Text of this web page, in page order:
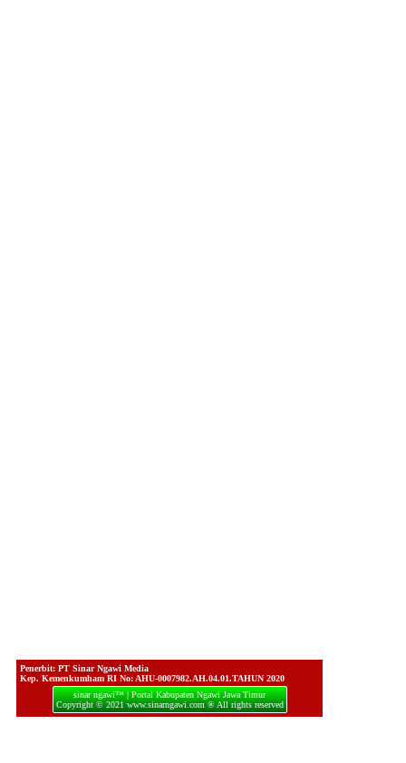
Penerbit: PT Sinar Ngawi Media
Kep. Kemenkumham RI No: AHU-0007982.AH.04.01.TAHUN 2020
sinar ngawi™ | Portal Kabupaten Ngawi Jawa Timur
Copyright © 2021 www.sinarngawi.com ® All rights reserved